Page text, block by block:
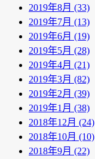
2019年8月 (33)
2019年7月 (13)
2019年6月 (19)
2019年5月 (28)
2019年4月 (21)
2019年3月 (82)
2019年2月 (39)
2019年1月 (38)
2018年12月 (24)
2018年10月 (10)
2018年9月 (22)